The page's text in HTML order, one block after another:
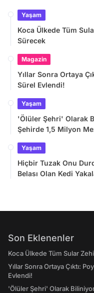
Yaşam
Koca Ülkede Tüm
Sürecek
Magazin
Yıllar Sonra Ortaya
Sürel Evlendi!
Yaşam
'Ölüler Şehri' Olarak
Şehirde 1,5 Milyon
Yaşam
Hiçbir Tuzak Onu
Belası Olan Kedi
Son Eklenenler
Koca Ülkede Tüm Sular
Yıllar Sonra Ortaya Çıktı:
Evlendi!
'Ölüler Şehri' Olarak